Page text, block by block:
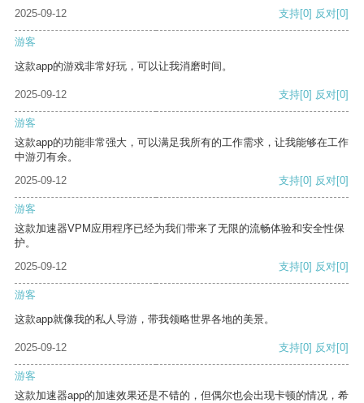
2025-09-12 支持[0] 反对[0]
游客
这款app的游戏非常好玩，可以让我消磨时间。
2025-09-12 支持[0] 反对[0]
游客
这款app的功能非常强大，可以满足我所有的工作需求，让我能够在工作
中游刃有余。
2025-09-12
支持[0] 反对[0]
游客
这款加速器VPM应用程序已经为我们带来了无限的流畅体验和安全性保
护。
2025-09-12
支持[0] 反对[0]
游客
这款app就像我的私人导游，带我领略世界各地的美景。
2025-09-12 支持[0] 反对[0]
游客
这款加速器app的加速效果还是不错的，但偶尔也会出现卡顿的情况，希